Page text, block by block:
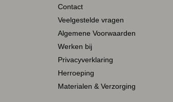
Contact
Veelgestelde vragen
Algemene Voorwaarden
Werken bij
Privacyverklaring
Herroeping
Materialen & Verzorging